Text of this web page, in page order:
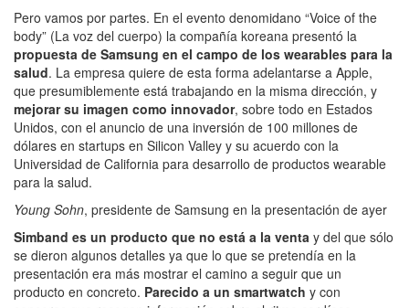
Pero vamos por partes. En el evento denomidano “Voice of the
body” (La voz del cuerpo) la compañía koreana presentó la
propuesta de Samsung en el campo de los wearables para la
salud. La empresa quiere de esta forma adelantarse a Apple,
que presumiblemente está trabajando en la misma dirección, y
mejorar su imagen como innovador, sobre todo en Estados
Unidos, con el anuncio de una inversión de 100 millones de
dólares en startups en Silicon Valley y su acuerdo con la
Universidad de California para desarrollo de productos wearable
para la salud.
Young Sohn, presidente de Samsung en la presentación de ayer
Simband es un producto que no está a la venta y del que sólo
se dieron algunos detalles ya que lo que se pretendía en la
presentación era más mostrar el camino a seguir que un
producto en concreto. Parecido a un smartwatch y con